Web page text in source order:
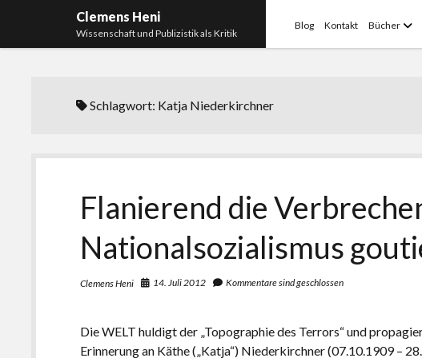
Clemens Heni
Wissenschaft und Publizistik als Kritik
Blog Kontakt Bücher
Schlagwort: Katja Niederkirchner
Flanierend die
Nationalsozialismus
Clemens Heni 14. Juli 2012 Kommentare sind geschlossen
Die WELT huldigt der „Topographie des Terrors“ und
Erinnerung an Käthe („Katja“) Niederkirchner (07.10.1909 –